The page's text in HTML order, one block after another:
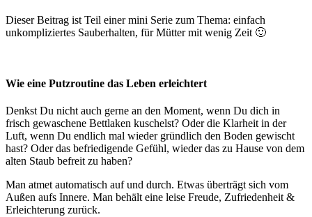
Dieser Beitrag ist Teil einer mini Serie zum Thema: einfach
unkompliziertes Sauberhalten, für Mütter mit wenig Zeit 🙂
Wie eine Putzroutine das Leben erleichtert
Denkst Du nicht auch gerne an den Moment, wenn Du dich in
frisch gewaschene Bettlaken kuschelst? Oder die Klarheit in der
Luft, wenn Du endlich mal wieder gründlich den Boden gewischt
hast? Oder das befriedigende Gefühl, wieder das zu Hause von dem
alten Staub befreit zu haben?
Man atmet automatisch auf und durch. Etwas überträgt sich vom
Außen aufs Innere. Man behält eine leise Freude, Zufriedenheit &
Erleichterung zurück.